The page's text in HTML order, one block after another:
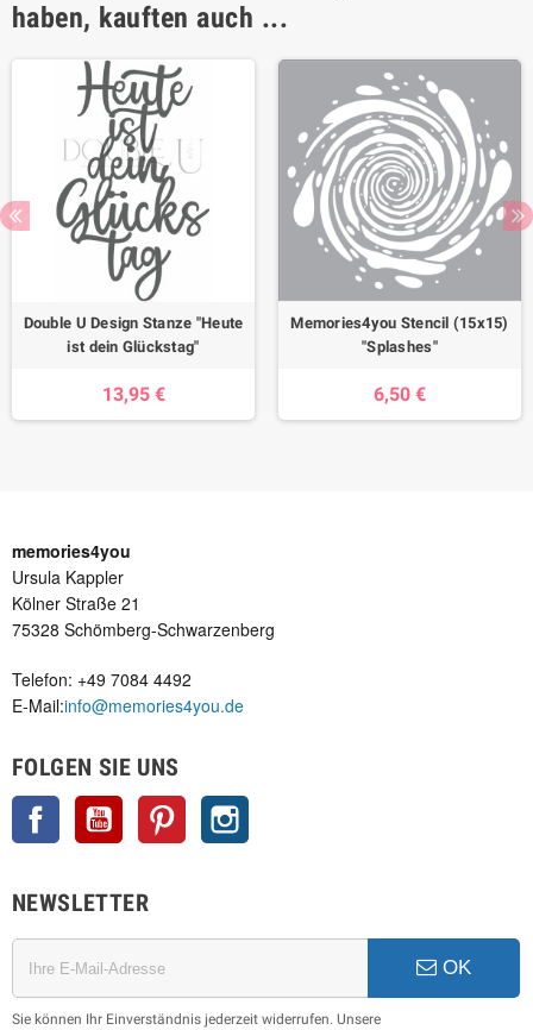
haben, kauften auch ...
Double U Design Stanze "Heute
ist dein Glückstag"
13,95 €
Memories4you Stencil (15x15)
"Splashes"
6,50 €
memories4you
Ursula Kappler
Kölner Straße 21
75328 Schömberg-Schwarzenberg
Telefon: +49 7084 4492
E-Mail:info@memories4you.de
FOLGEN SIE UNS
Facebook YouTube Pinterest
NEWSLETTER
OK
Sie können Ihr Einverständnis jederzeit widerrufen. Unsere